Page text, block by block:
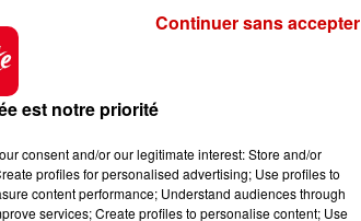
est notre priorité
consent and/or our legitimate interest: Store and/or
profiles for personalised advertising; Use profiles to
content performance; Understand audiences through
services; Create profiles to personalise content; Use
Continuer sans accepter